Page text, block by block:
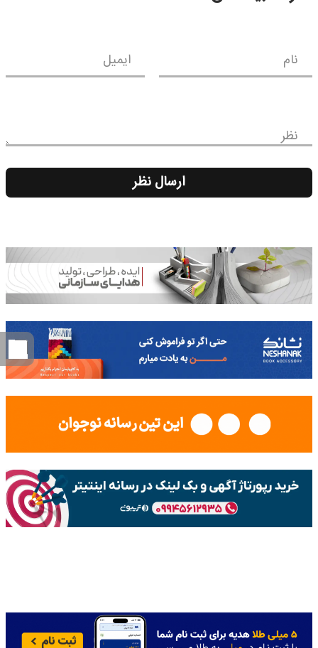
نام ایمیل
نظر
ارسال نظر